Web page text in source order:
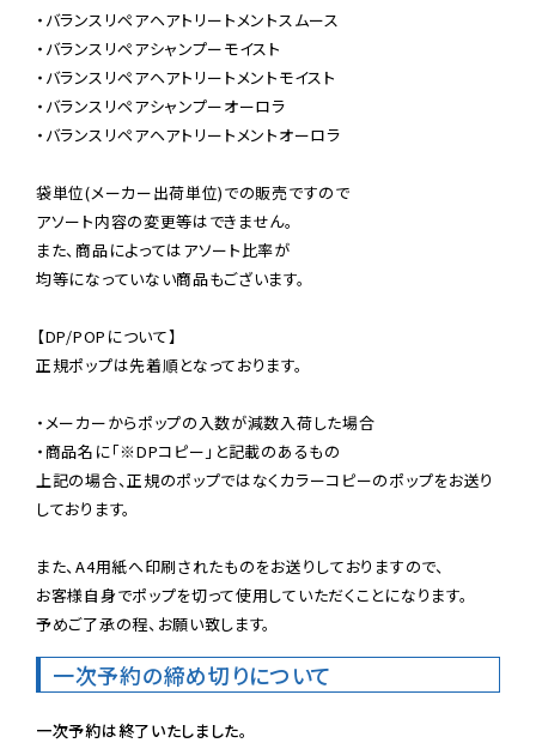
・バランスリペアヘアトリートメントスムース
・バランスリペアシャンプーモイスト
・バランスリペアヘアトリートメントモイスト
・バランスリペアシャンプーオーロラ
・バランスリペアヘアトリートメントオーロラ
袋単位(メーカー出荷単位)での販売ですので
アソート内容の変更等はできません。
また、商品によってはアソート比率が
均等になっていない商品もございます。
【DP/POPについて】
正規ポップは先着順となっております。
・メーカーからポップの入数が減数入荷した場合
・商品名に「※DPコピー」と記載のあるもの
上記の場合、正規のポップではなくカラーコピーのポップをお送り
しております。
また、A4用紙へ印刷されたものをお送りしておりますので、
お客様自身でポップを切って使用していただくことになります。
予めご了承の程、お願い致します。
一次予約の締め切りについて
一次予約は終了いたしました。